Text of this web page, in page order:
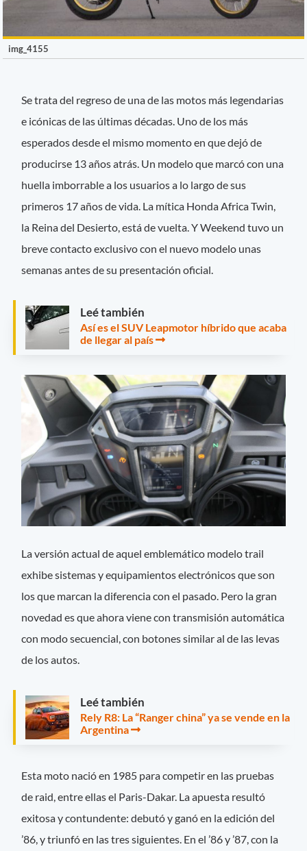
img_4155
Se trata del regreso de una de las motos más legendarias
e icónicas de las últimas décadas. Uno de los más
esperados desde el mismo momento en que dejó de
producirse 13 años atrás. Un modelo que marcó con una
huella imborrable a los usuarios a lo largo de sus
primeros 17 años de vida. La mítica Honda Africa Twin,
la Reina del Desierto, está de vuelta. Y Weekend tuvo un
breve contacto exclusivo con el nuevo modelo unas
semanas antes de su presentación oficial.
Leé también
Así es el SUV Leapmotor híbrido que acaba
de llegar al país
La versión actual de aquel emblemático modelo trail
exhibe sistemas y equipamientos electrónicos que son
los que marcan la diferencia con el pasado. Pero la gran
novedad es que ahora viene con transmisión automática
con modo secuencial, con botones similar al de las levas
de los autos.
Leé también
Rely R8: La “Ranger china” ya se vende en la
Argentina
Esta moto nació en 1985 para competir en las pruebas
de raid, entre ellas el Paris-Dakar. La apuesta resultó
exitosa y contundente: debutó y ganó en la edición del
’86, y triunfó en las tres siguientes. En el ’86 y ’87, con la